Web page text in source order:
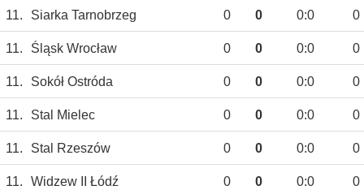
11. Siarka Tarnobrzeg 0 0 0:0 0
11. Śląsk Wrocław 0 0 0:0 0
11. Sokół Ostróda 0 0 0:0 0
11. Stal Mielec 0 0 0:0 0
11. Stal Rzeszów 0 0 0:0 0
11. Widzew II Łódź 0 0 0:0 0